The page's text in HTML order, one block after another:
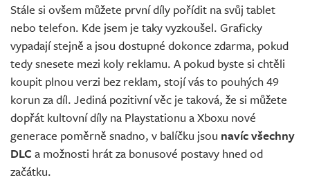
Stále si ovšem můžete první díly pořídit na svůj tablet
nebo telefon. Kde jsem je taky vyzkoušel. Graficky
vypadají stejně a jsou dostupné dokonce zdarma, pokud
tedy snesete mezi koly reklamu. A pokud byste si chtěli
koupit plnou verzi bez reklam, stojí vás to pouhých 49
korun za díl. Jediná pozitivní věc je taková, že si můžete
dopřát kultovní díly na Playstationu a Xboxu nové
generace poměrně snadno, v balíčku jsou navíc všechny
DLC a možnosti hrát za bonusové postavy hned od
začátku.